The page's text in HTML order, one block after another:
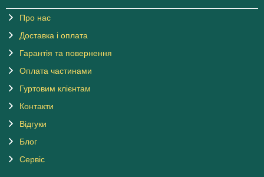
Про нас
Доставка і оплата
Гарантія та повернення
Оплата частинами
Гуртовим клієнтам
Контакти
Відгуки
Блог
Сервіс